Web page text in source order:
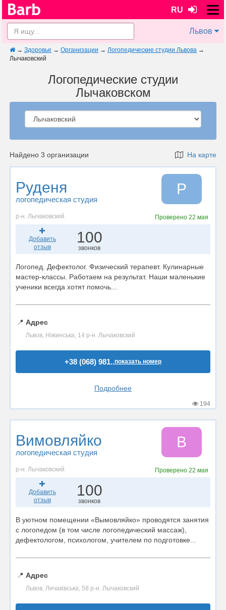
RU
Львов
→ Здоровье → Организации → Логопедические студии Львова →
Лычаковский
Логопедические студии
Лычаковском
Найдено 3 организации На карте
Руденя
логопедическая студия
Р
р-н. Лычаковский Проверено22 мая
Добавить
отзыв
100
звонков
Логопед. Дефектолог. Физический терапевт. Кулинарные
мастер-классы. Работаем на результат. Наши маленькие
ученики всегда хотят помочь...
📍 Адрес
Львов, Ніжинська, 14 р-н. Лычаковский
+38 (068) 981..показать номер
Подробнее
194
Вимовляйко
логопедическая студия
В
р-н. Лычаковский Проверено22 мая
Добавить
отзыв
100
звонков
В уютном помещении «Вымовляйко» проводятся занятия
с логопедом (в том числе логопедический массаж),
дефектологом, психологом, учителем по подготовке...
📍 Адрес
Львов, Личаківська, 58 р-н. Лычаковский